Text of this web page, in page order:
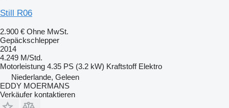
Still R06
2.900 € Ohne MwSt.
Gepäckschlepper
2014
4.249 M/Std.
Motorleistung 4.35 PS (3.2 kW) Kraftstoff Elektro
Niederlande, Geleen
EDDY MOERMANS
Verkäufer kontaktieren